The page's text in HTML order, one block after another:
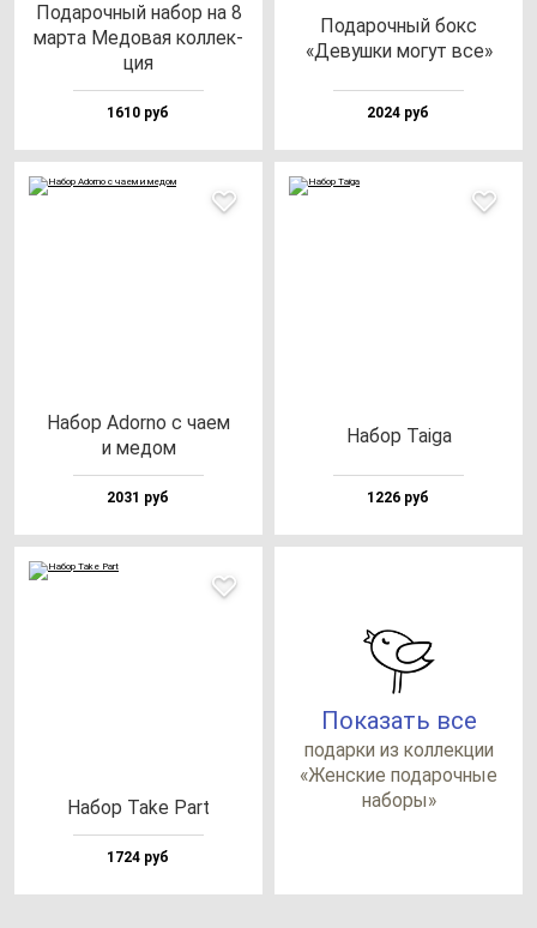
Пода­роч­ный на­бор на 8
мар­та Медо­вая кол­лек­
ция
1610 руб
Пода­роч­ный бокс
«Девуш­ки мо­гут все»
2024 руб
Набор Ador­no c ча­ем
и ме­дом
2031 руб
Набор Taiga
1226 руб
Набор Take Part
1724 руб
Показать все
по­дар­ки из кол­лек­ции
«Жен­ские по­да­роч­ные
на­бо­ры»